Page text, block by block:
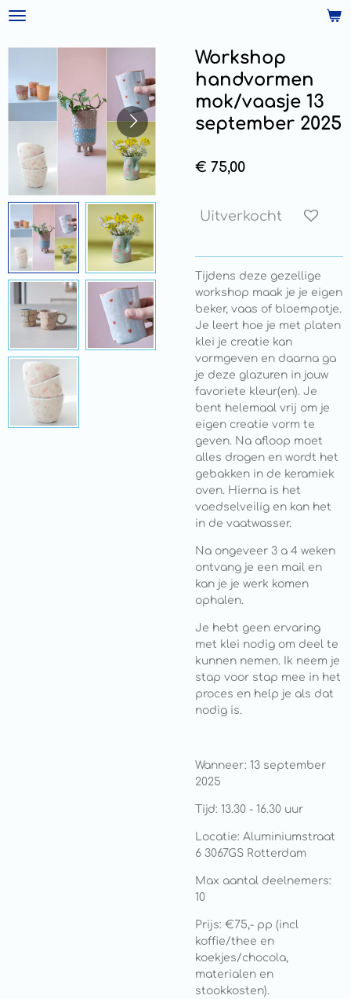
Ga
naar
hoofdinhoud
Workshop
handvormen
mok/vaasje 13
september 2025
€ 75,00
Uitverkocht
Tijdens deze gezellige
workshop maak je je eigen
beker, vaas of bloempotje.
Je leert hoe je met platen
klei je creatie kan
vormgeven en daarna ga
je deze glazuren in jouw
favoriete kleur(en). Je
bent helemaal vrij om je
eigen creatie vorm te
geven. Na afloop moet
alles drogen en wordt het
gebakken in de keramiek
oven. Hierna is het
voedselveilig en kan het
in de vaatwasser.
Na ongeveer 3 a 4 weken
ontvang je een mail en
kan je je werk komen
ophalen.
Je hebt geen ervaring
met klei nodig om deel te
kunnen nemen. Ik neem je
stap voor stap mee in het
proces en help je als dat
nodig is.
Wanneer: 13 september
2025
Tijd: 13.30 - 16.30 uur
Locatie: Aluminiumstraat
6 3067GS Rotterdam
Max aantal deelnemers:
10
Prijs: €75,- pp (incl
koffie/thee en
koekjes/chocola,
materialen en
stookkosten).